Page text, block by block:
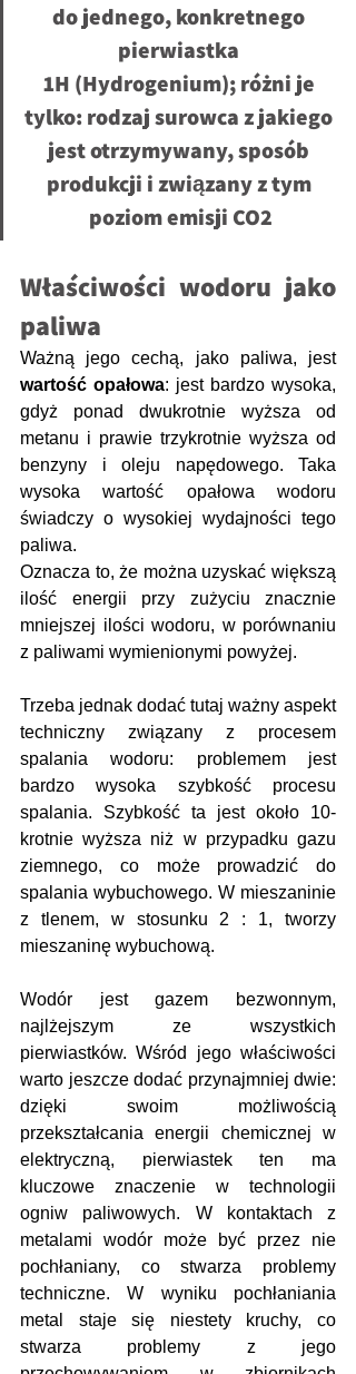
do jednego, konkretnego
pierwiastka
1H (Hydrogenium); różni je
tylko: rodzaj surowca z jakiego
jest otrzymywany, sposób
produkcji i związany z tym
poziom emisji CO2
Właściwości wodoru jako
paliwa
Ważną jego cechą, jako paliwa, jest
wartość opałowa: jest bardzo wysoka,
gdyż ponad dwukrotnie wyższa od
metanu i prawie trzykrotnie wyższa od
benzyny i oleju napędowego. Taka
wysoka wartość opałowa wodoru
świadczy o wysokiej wydajności tego
paliwa.
Oznacza to, że można uzyskać większą
ilość energii przy zużyciu znacznie
mniejszej ilości wodoru, w porównaniu
z paliwami wymienionymi powyżej.
Trzeba jednak dodać tutaj ważny aspekt
techniczny związany z procesem
spalania wodoru: problemem jest
bardzo wysoka szybkość procesu
spalania. Szybkość ta jest około 10-
krotnie wyższa niż w przypadku gazu
ziemnego, co może prowadzić do
spalania wybuchowego. W mieszaninie
z tlenem, w stosunku 2 : 1, tworzy
mieszaninę wybuchową.
Wodór jest gazem bezwonnym,
najlżejszym ze wszystkich
pierwiastków. Wśród jego właściwości
warto jeszcze dodać przynajmniej dwie:
dzięki swoim możliwością
przekształcania energii chemicznej w
elektryczną, pierwiastek ten ma
kluczowe znaczenie w technologii
ogniw paliwowych. W kontaktach z
metalami wodór może być przez nie
pochłaniany, co stwarza problemy
techniczne. W wyniku pochłaniania
metal staje się niestety kruchy, co
stwarza problemy z jego